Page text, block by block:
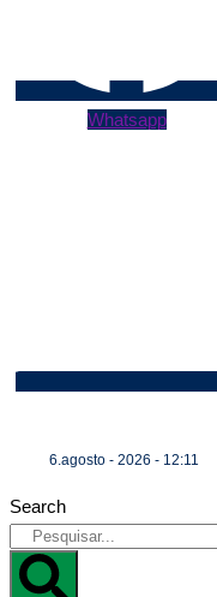
Whatsapp
6.agosto - 2026 - 12:11
Search